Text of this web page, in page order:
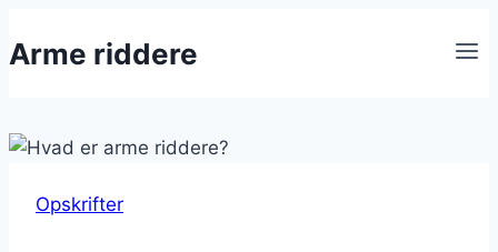
til
Arme riddere
Opskrifter